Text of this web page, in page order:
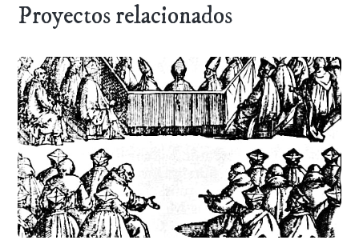
Proyectos relacionados